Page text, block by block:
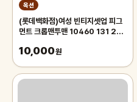
옥션
(롯데백화점)여성 빈티지셋업 피그
먼트 크롭맨투맨 10460 131 256
10,000원